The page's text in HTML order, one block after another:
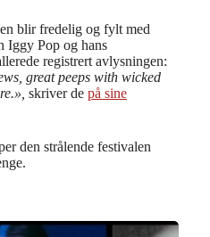
blir fredelig og fylt med
Iggy Pop og hans
registrert avlysningen:
great peeps with wicked
skriver de på sine
den strålende festivalen